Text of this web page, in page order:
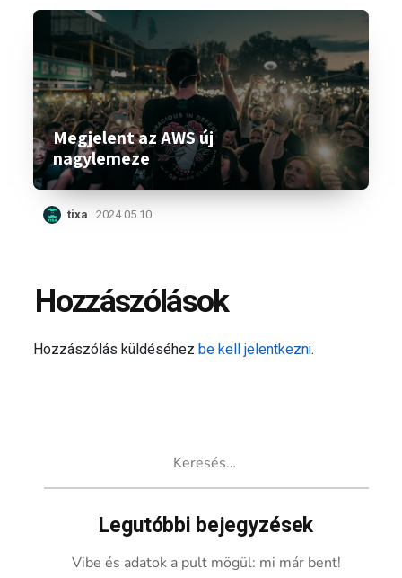
Megjelent az AWS új
nagylemeze
tixa 2024.05.10.
Hozzászólások
Hozzászólás küldéséhezbe kell jelentkezni.
Legutóbbi bejegyzések
Vibe és adatok a pult mögül: mi már bent!